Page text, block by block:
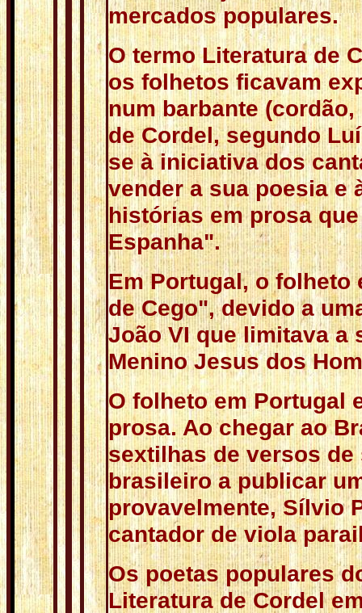
mercados populares.
O termo Literatura de
os folhetos ficavam
num barbante
de Cordel, segundo
se à iniciativa dos
vender a sua poesia e
histórias em prosa
Espanha".
Em Portugal, o
de Cego", devido a
João VI que limitava a
Menino Jesus dos
O folheto em Portugal
prosa. Ao chegar ao
sextilhas de versos
brasileiro a publicar
provavelmente, Sílvio
cantador de viola
Os poetas populares
Literatura de Cordel